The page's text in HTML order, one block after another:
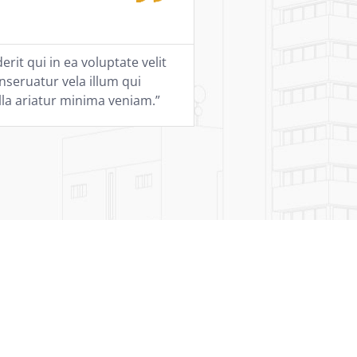
qui in ea voluptate velit
vela illum qui
ariatur minima veniam.”